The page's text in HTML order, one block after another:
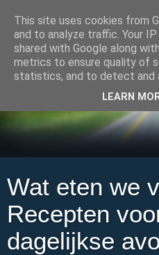
Wat eten we
Recepten
dagelijkse
This site uses cookies from
and to analyze traffic. Your
shared with Google along
metrics to ensure quality of
statistics, and to detect and
LEARN